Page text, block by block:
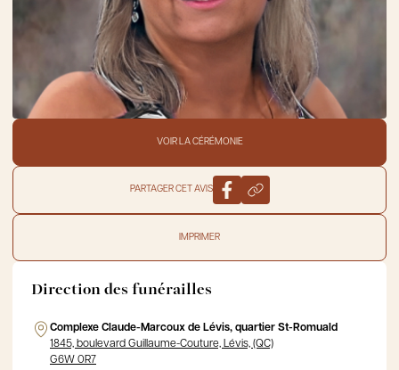
VOIR LA CÉRÉMONIE
PARTAGER CET AVIS
IMPRIMER
Direction des funérailles
Complexe Claude-Marcoux de Lévis, quartier St-Romuald
1845, boulevard Guillaume-Couture, Lévis, (QC)
G6W 0R7